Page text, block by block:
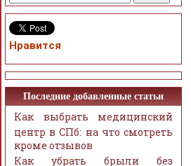
Нравится
Последние добавленные статьи
Как выбрать медицинский
центр в СПб: на что смотреть
кроме отзывов
Как убрать брыли без